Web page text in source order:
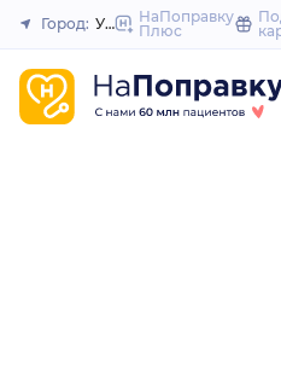
Город: Уфа
НаПоправку
Плюс